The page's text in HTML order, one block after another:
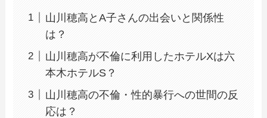
山川穂高とA子さんの出会いと関係性
は？
山川穂高が不倫に利用したホテルXは六
本木ホテルS？
山川穂高の不倫・性的暴行への世間の反
応は？